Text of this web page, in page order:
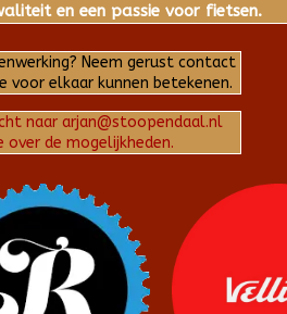
en een passie voor fietsen.
Neem gerust contact
voor elkaar kunnen betekenen.
naar arjan@stoopendaal.nl
over de mogelijkheden.